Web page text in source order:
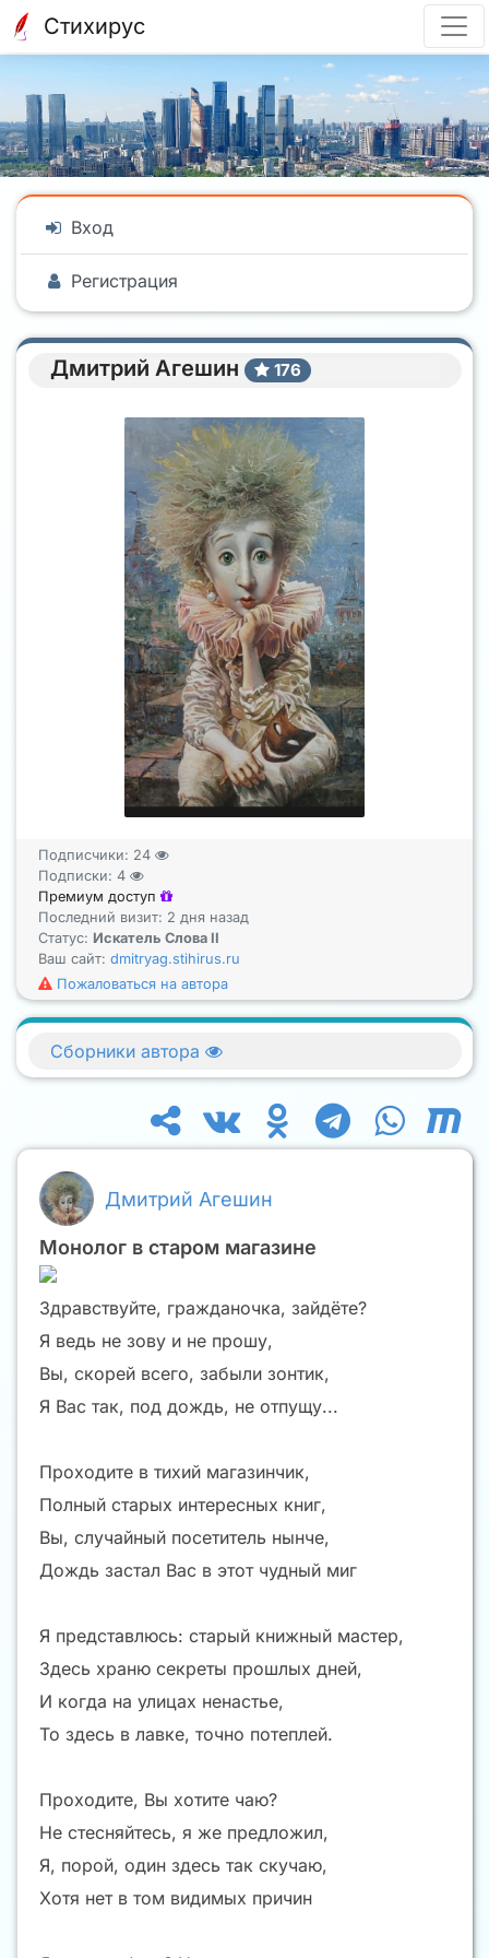
Стихирус
Вход
Регистрация
Дмитрий Агешин 176
Подписчики: 24
Подписки: 4
Премиум доступ
Последний визит: 2 дня назад
Статус: Искатель Слова II
Ваш сайт: dmitryag.stihirus.ru
Пожаловаться на автора
Дмитрий Агешин
Монолог в старом магазине
Здравствуйте, гражданочка, зайдёте?
Я ведь не зову и не прошу,
Вы, скорей всего, забыли зонтик,
Я Вас так, под дождь, не отпущу...
Проходите в тихий магазинчик,
Полный старых интересных книг,
Вы, случайный посетитель нынче,
Дождь застал Вас в этот чудный миг
Я представлюсь: старый книжный мастер,
Здесь храню секреты прошлых дней,
И когда на улицах ненастье,
То здесь в лавке, точно потеплей.
Проходите, Вы хотите чаю?
Не стесняйтесь, я же предложил,
Я, порой, один здесь так скучаю,
Хотя нет в том видимых причин
Сборники автора